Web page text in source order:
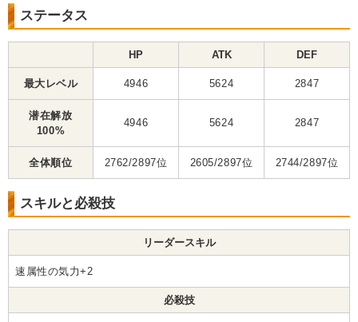
ステータス
HP ATK DEF
最大レベル 4946 5624 2847
潜在解放
100%
4946 5624 2847
全体順位 2762/2897位 2605/2897位 2744/2897位
スキルと必殺技
リーダースキル
速属性の気力+2
必殺技